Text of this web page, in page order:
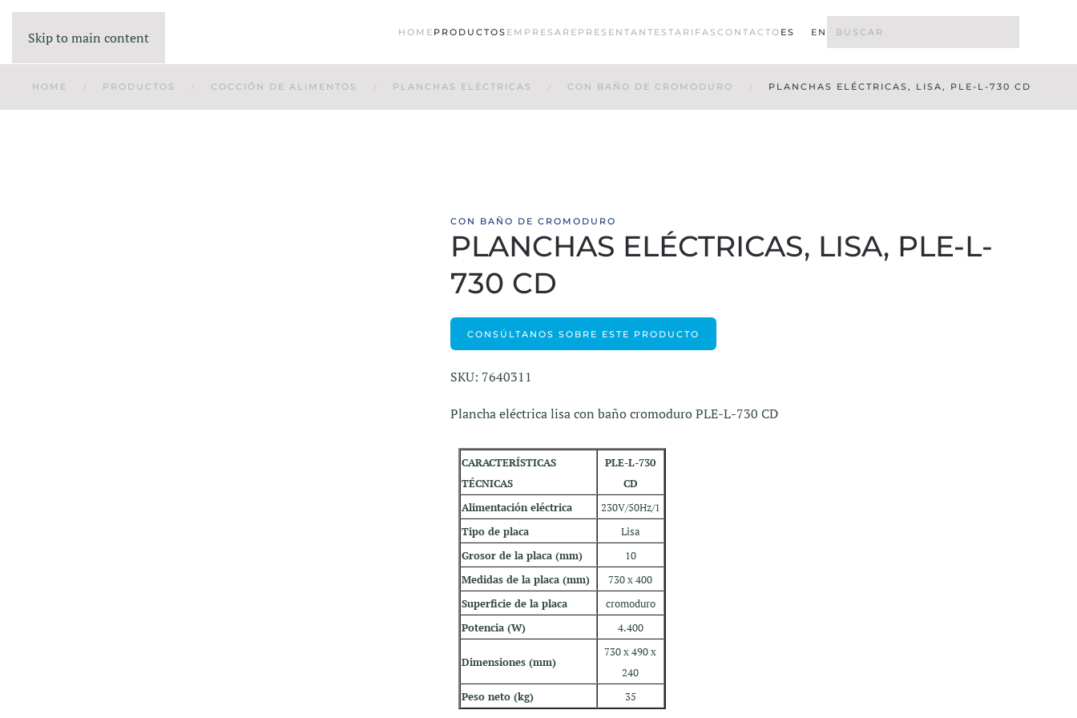
Skip to main content HOME PRODUCTOS EMPRESA REPRESENTANTES TARIFAS CONTACTO ES EN
HOME PRODUCTOS COCCIÓN DE ALIMENTOS PLANCHAS ELÉCTRICAS CON BAÑO DE CROMODURO PLANCHAS ELÉCTRICAS, LISA, PLE-L-730 CD
CON BAÑO DE CROMODURO
PLANCHAS ELÉCTRICAS, LISA, PLE-L-
730 CD
CONSÚLTANOS SOBRE ESTE PRODUCTO
SKU: 7640311
Plancha eléctrica lisa con baño cromoduro PLE-L-730 CD
CARACTERÍSTICAS
TÉCNICAS
PLE-L-730
CD
Alimentación eléctrica
230V/50Hz/1
Tipo de placa
Lisa
Grosor de la placa (mm)
10
Medidas de la placa (mm)
730 x 400
Superficie de la placa
cromoduro
Potencia (W)
4.400
Dimensiones (mm)
730 x 490 x
240
Peso neto (kg)
35